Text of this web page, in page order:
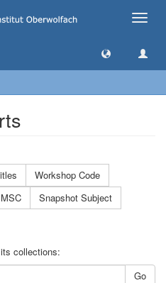
Toggle
Workshop Code
MSC
Snapshot Subject
collections:
Go